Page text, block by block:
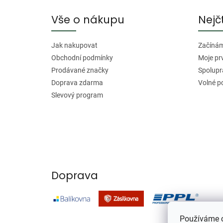
Používáme
Vše o nákupu
Jak nakupovat
Obchodní podmínky
Prodávané značky
Doprava zdarma
Slevový program
Moje
Volné
Doprava